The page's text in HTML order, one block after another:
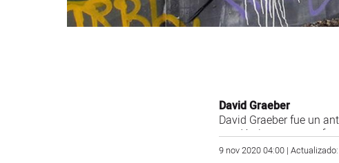
David Graeber
David Graeberfue un
académica como
en las protestas
9 nov 2020 04:00 |